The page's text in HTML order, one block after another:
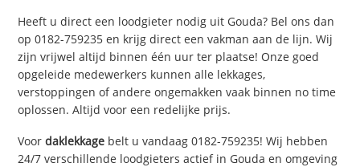
Heeft u direct een loodgieter nodig uit Gouda? Bel ons dan
op 0182-759235 en krijg direct een vakman aan de lijn. Wij
zijn vrijwel altijd binnen één uur ter plaatse! Onze goed
opgeleide medewerkers kunnen alle lekkages,
verstoppingen of andere ongemakken vaak binnen no time
oplossen. Altijd voor een redelijke prijs.
Voordaklekkage belt u vandaag 0182-759235! Wij hebben
24/7 verschillende loodgieters actief in Gouda en omgeving